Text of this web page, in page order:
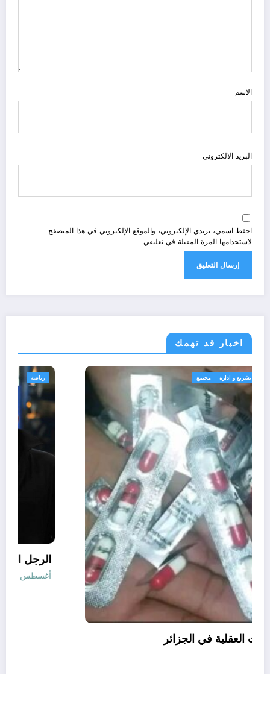
الاسم
البريد الالكتروني
احفظ اسمي، بريدي الإلكتروني، والموقع الإلكتروني في هذا المتصفح
لاستخدامها المرة المقبلة في تعليقي.
اخبار قد تهمك
الجزائر الحدث قانون تشريع و ادارة مجتمع
قانون المؤثرات العقلية في الجزائر